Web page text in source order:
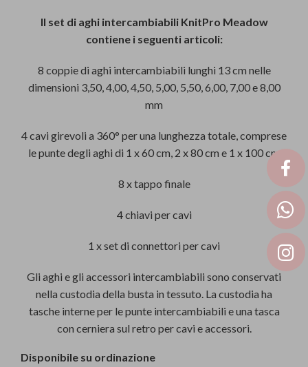
Il set di aghi intercambiabili KnitPro Meadow
contiene i seguenti articoli:
8 coppie di aghi intercambiabili lunghi 13 cm nelle
dimensioni 3,50, 4,00, 4,50, 5,00, 5,50, 6,00, 7,00 e 8,00
mm
4 cavi girevoli a 360° per una lunghezza totale, comprese
le punte degli aghi di 1 x 60 cm, 2 x 80 cm e 1 x 100 cm
8 x tappo finale
4 chiavi per cavi
1 x set di connettori per cavi
Gli aghi e gli accessori intercambiabili sono conservati
nella custodia della busta in tessuto. La custodia ha
tasche interne per le punte intercambiabili e una tasca
con cerniera sul retro per cavi e accessori.
Disponibile su ordinazione